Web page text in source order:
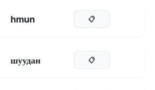
hmun 📋
шуудан 📋